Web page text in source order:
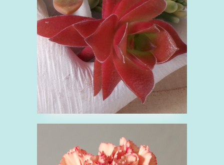
ベンケイソウ科 観葉植物 赤
■カーネーション
か